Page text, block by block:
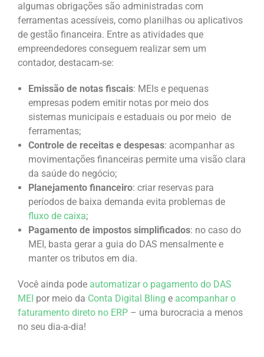
algumas obrigações são administradas com
ferramentas acessíveis, como planilhas ou aplicativos
de gestão financeira. Entre as atividades que
empreendedores conseguem realizar sem um
contador, destacam-se:
Emissão de notas fiscais: MEIs e pequenas
empresas podem emitir notas por meio dos
sistemas municipais e estaduais ou por meio de
ferramentas;
Controle de receitas e despesas: acompanhar as
movimentações financeiras permite uma visão clara
da saúde do negócio;
Planejamento financeiro: criar reservas para
períodos de baixa demanda evita problemas de
fluxo de caixa;
Pagamento de impostos simplificados: no caso do
MEI, basta gerar a guia do DAS mensalmente e
manter os tributos em dia.
Você ainda pode automatizar o pagamento do DAS
MEI por meio da Conta Digital Bling e acompanhar o
faturamento direto no ERP – uma burocracia a menos
no seu dia-a-dia!